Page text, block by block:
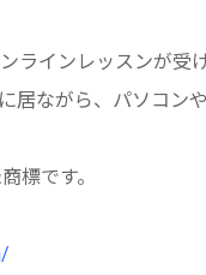
ラインレッスンが受
居ながら、パソコン
標です。